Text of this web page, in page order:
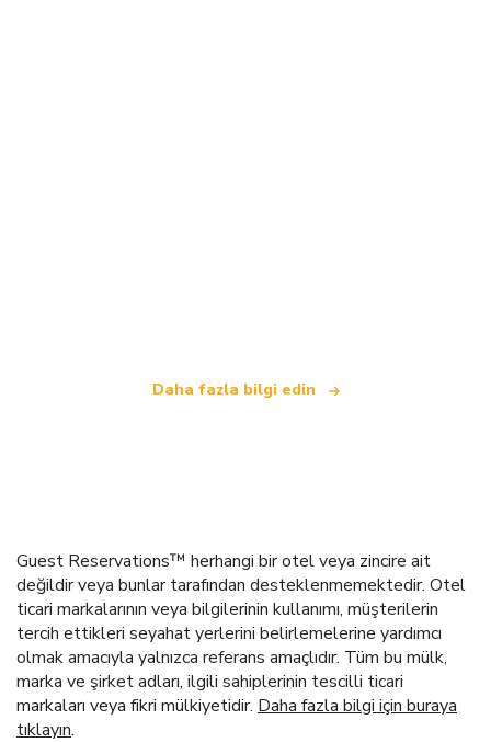
Daha fazla bilgi edin
Guest Reservations™ herhangi bir otel veya zincire ait
değildir veya bunlar tarafından desteklenmemektedir. Otel
ticari markalarının veya bilgilerinin kullanımı, müşterilerin
tercih ettikleri seyahat yerlerini belirlemelerine yardımcı
olmak amacıyla yalnızca referans amaçlıdır. Tüm bu mülk,
marka ve şirket adları, ilgili sahiplerinin tescilli ticari
markaları veya fikri mülkiyetidir. Daha fazla bilgi için buraya
tıklayın.